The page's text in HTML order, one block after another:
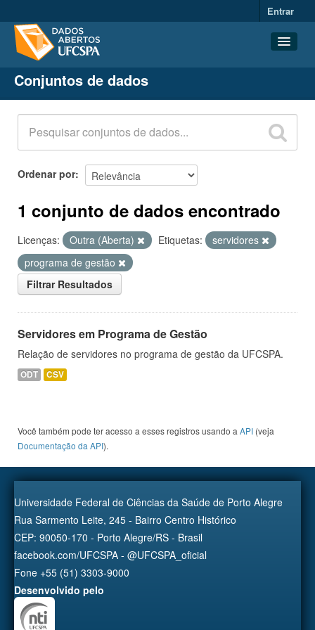
Entrar
Conjuntos de dados
Organizações
Grupos
Sobre
Conjuntos de dados
Ordenar por
1 conjunto de dados encontrado
Licenças: Outra (Aberta) Etiquetas:
servidores
programa de gestão
Filtrar Resultados
Servidores em Programa de Gestão
Relação de servidores no programa de gestão da UFCSPA.
ODT CSV
Você também pode ter acesso a esses registros usando a API (veja
Documentação da API).
Universidade Federal de Ciências da Saúde de Porto Alegre
Rua Sarmento Leite, 245 - Bairro Centro Histórico
CEP: 90050-170 - Porto Alegre/RS - Brasil
facebook.com/UFCSPA - @UFCSPA_oficial
Fone +55 (51) 3303-9000
Desenvolvido pelo